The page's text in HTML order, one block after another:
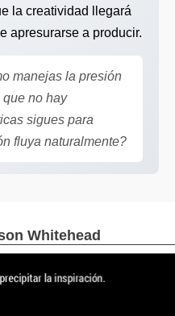
la creatividad llegará
apresurarse a producir.
manejas la presión
no hay
sigues para
fluya naturalmente?
Whitehead